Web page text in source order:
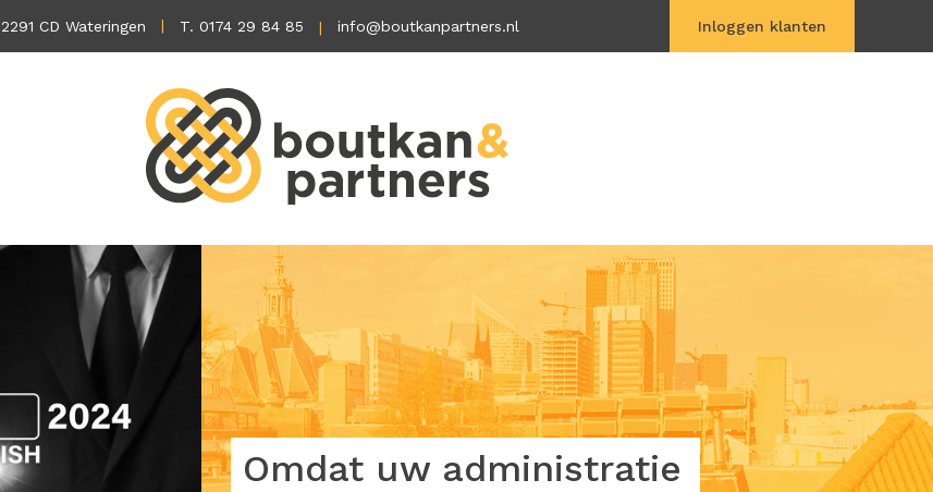
2291 CD Wateringen T. 0174 29 84 85 info@boutkanpartners.nl Inloggen klanten
Omdat uw administratie